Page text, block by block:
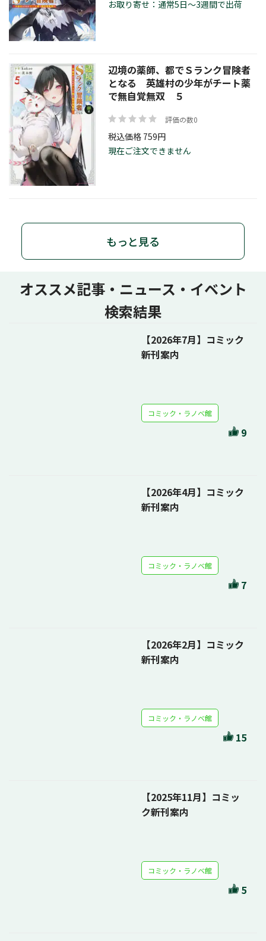
お取り寄せ：通常5日～3週間で出荷
辺境の薬師、都でＳランク冒険者
となる 英雄村の少年がチート薬
で無自覚無双 ５
評価の数0
税込価格 759円
現在ご注文できません
もっと見る
オススメ記事・ニュース・イベント
検索結果
【2026年7月】コミック
新刊案内
コミック・ラノベ館
9
【2026年4月】コミック
新刊案内
コミック・ラノベ館
7
【2026年2月】コミック
新刊案内
コミック・ラノベ館
15
【2025年11月】コミッ
ク新刊案内
コミック・ラノベ館
5